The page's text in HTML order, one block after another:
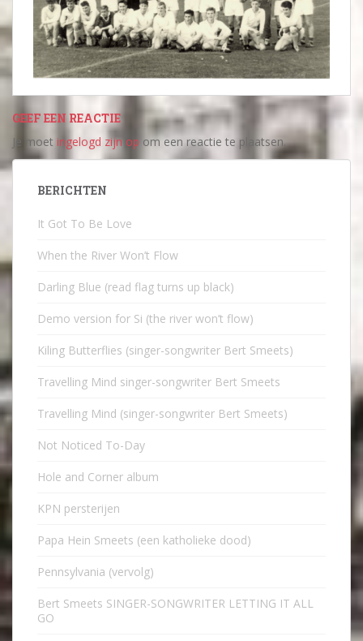
GEEF EEN REACTIE
Je moet ingelogd zijn op om een reactie te plaatsen.
BERICHTEN
It Got To Be Love
When the River Won’t Flow
Darling Blue (read flag turns up black)
Demo version for Si (the river won’t flow)
Kiling Butterflies (singer-songwriter Bert Smeets)
Travelling Mind singer-songwriter Bert Smeets
Travelling Mind (singer-songwriter Bert Smeets)
Not Noticed To-Day
Hole and Corner album
KPN persterijen
Papa Hein Smeets (een katholieke dood)
Pennsylvania (vervolg)
Bert Smeets SINGER-SONGWRITER LETTING IT ALL
GO